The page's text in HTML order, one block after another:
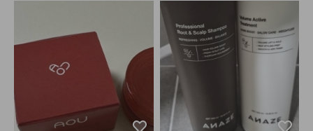
사이즈가 작아서 보관하기도 좋고
휴대하기도 편해서 여행이나 외출
할 때 챙겨가기에도 부담 없더라고
요. 사용 방법도 간단해서 어렵지
않게 사용할 수 있었고, 색상도 제
가 원하던 느낌으로 자연스럽게 나
와서 마음에 들었어요 🤎